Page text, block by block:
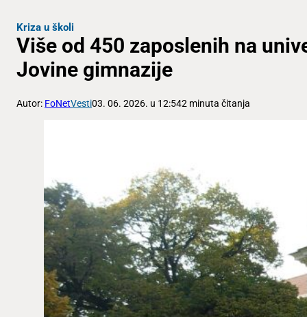
Kriza u školi
Više od 450 zaposlenih na
Jovine gimnazije
Autor: FoNetVesti03. 06. 2026. u 12:542 minuta čitanja